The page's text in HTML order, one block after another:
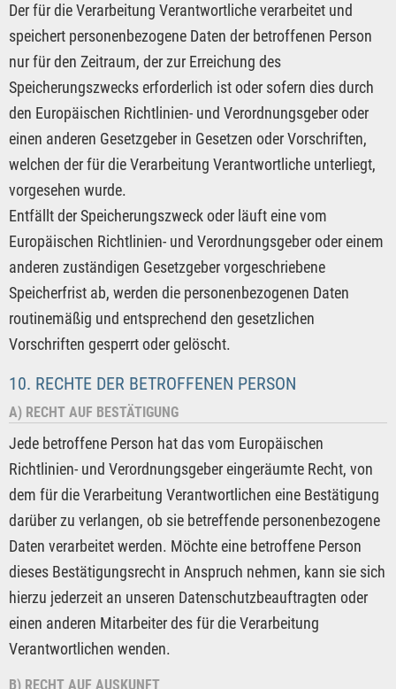
Der für die Verarbeitung Verantwortliche verarbeitet und
speichert personenbezogene Daten der betroffenen Person
nur für den Zeitraum, der zur Erreichung des
Speicherungszwecks erforderlich ist oder sofern dies durch
den Europäischen Richtlinien- und Verordnungsgeber oder
einen anderen Gesetzgeber in Gesetzen oder Vorschriften,
welchen der für die Verarbeitung Verantwortliche unterliegt,
vorgesehen wurde.
Entfällt der Speicherungszweck oder läuft eine vom
Europäischen Richtlinien- und Verordnungsgeber oder einem
anderen zuständigen Gesetzgeber vorgeschriebene
Speicherfrist ab, werden die personenbezogenen Daten
routinemäßig und entsprechend den gesetzlichen
Vorschriften gesperrt oder gelöscht.
10. RECHTE DER BETROFFENEN PERSON
A) RECHT AUF BESTÄTIGUNG
Jede betroffene Person hat das vom Europäischen
Richtlinien- und Verordnungsgeber eingeräumte Recht, von
dem für die Verarbeitung Verantwortlichen eine Bestätigung
darüber zu verlangen, ob sie betreffende personenbezogene
Daten verarbeitet werden. Möchte eine betroffene Person
dieses Bestätigungsrecht in Anspruch nehmen, kann sie sich
hierzu jederzeit an unseren Datenschutzbeauftragten oder
einen anderen Mitarbeiter des für die Verarbeitung
Verantwortlichen wenden.
B) RECHT AUF AUSKUNFT